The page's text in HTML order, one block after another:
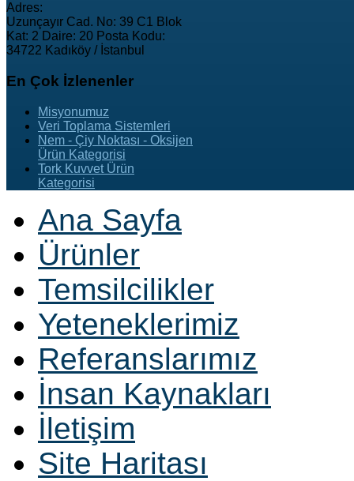
Adres:
Uzunçayır Cad. No: 39 C1 Blok
Kat: 2 Daire: 20 Posta Kodu:
34722 Kadıköy / İstanbul
En Çok İzlenenler
Misyonumuz
Veri Toplama Sistemleri
Nem - Çiy Noktası - Oksijen
Ürün Kategorisi
Tork Kuvvet Ürün
Kategorisi
Ana Sayfa
Ürünler
Temsilcilikler
Yeteneklerimiz
Referanslarımız
İnsan Kaynakları
İletişim
Site Haritası